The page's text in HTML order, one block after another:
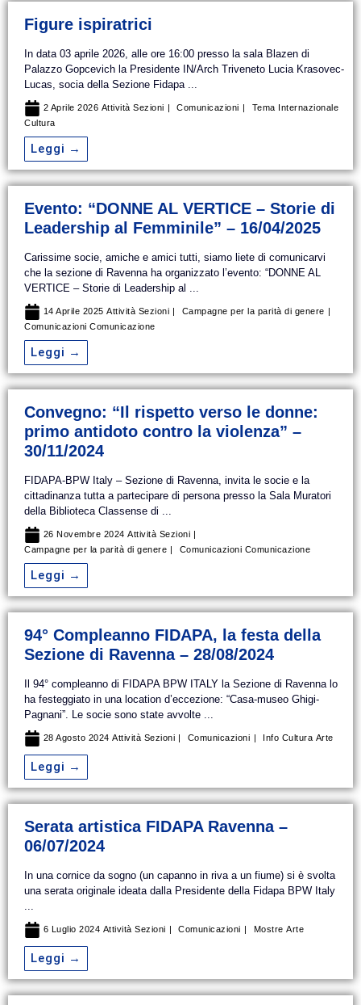
Figure ispiratrici
In data 03 aprile 2026, alle ore 16:00 presso la sala Blazen di
Palazzo Gopcevich la Presidente IN/Arch Triveneto Lucia Krasovec-
Lucas, socia della Sezione Fidapa ...
2 Aprile 2026 Attività Sezioni Comunicazioni
Tema Internazionale
Cultura
Leggi →
Evento: “DONNE AL VERTICE – Storie di
Leadership al Femminile” – 16/04/2025
Carissime socie, amiche e amici tutti, siamo liete di comunicarvi
che la sezione di Ravenna ha organizzato l’evento: “DONNE AL
VERTICE – Storie di Leadership al ...
14 Aprile 2025 Attività Sezioni
Campagne per la parità di genere
Comunicazioni Comunicazione
Leggi →
Convegno: “Il rispetto verso le donne:
primo antidoto contro la violenza” –
30/11/2024
FIDAPA-BPW Italy – Sezione di Ravenna, invita le socie e la
cittadinanza tutta a partecipare di persona presso la Sala Muratori
della Biblioteca Classense di ...
26 Novembre 2024 Attività Sezioni
Campagne per la parità di genere
Comunicazioni Comunicazione
Leggi →
94° Compleanno FIDAPA, la festa della
Sezione di Ravenna – 28/08/2024
Il 94° compleanno di FIDAPA BPW ITALY la Sezione di Ravenna lo
ha festeggiato in una location d’eccezione: “Casa-museo Ghigi-
Pagnani”. Le socie sono state avvolte ...
28 Agosto 2024 Attività Sezioni Comunicazioni Info Cultura Arte
Leggi →
Serata artistica FIDAPA Ravenna –
06/07/2024
In una cornice da sogno (un capanno in riva a un fiume) si è svolta
una serata originale ideata dalla Presidente della Fidapa BPW Italy
6 Luglio 2024 Attività Sezioni Comunicazioni Mostre Arte
Leggi →